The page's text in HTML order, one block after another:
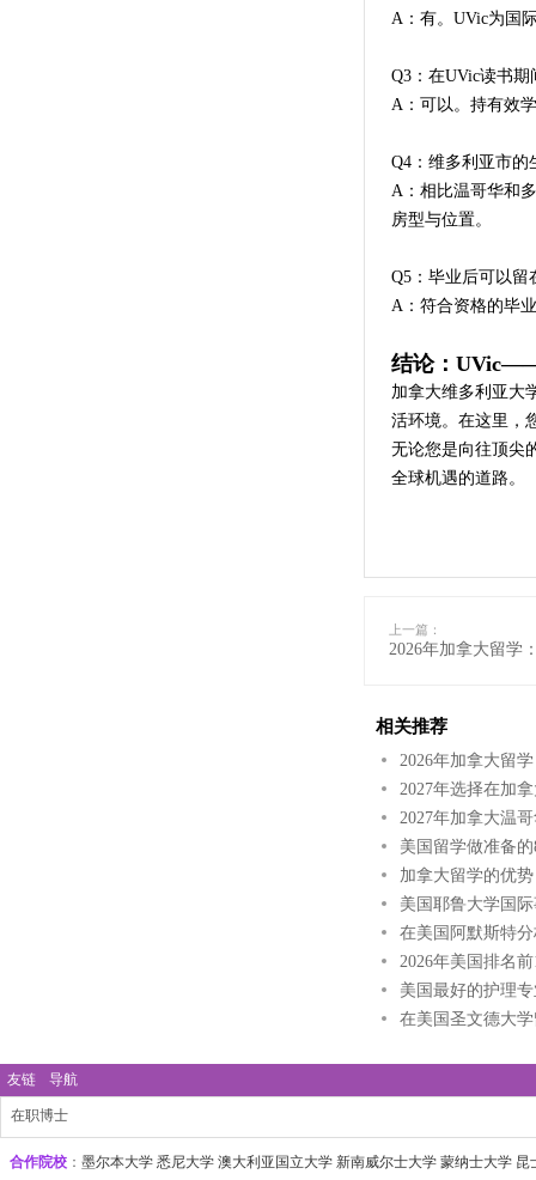
A：有。UVic为国
Q3：在UVic读书
A：可以。持有效
Q4：维多利亚市的
A：相比温哥华和
房型与位置。
Q5：毕业后可以留
A：符合资格的毕
结论：
加拿大维多利亚大
活环境。在这里，
无论您是向往顶尖
全球机遇的道路。
上一篇：
2026年加拿大留学
相关推荐
2026年加拿大留
2027年选择在加
2027年加拿大温
美国留学做准备
加拿大留学的优
美国耶鲁大学国
在美国阿默斯特
2026年美国排名
美国最好的护理
在美国圣文德大
友链 导航
在职博士
合作院校 ： 墨尔本大学‌ 悉尼大学 澳大利亚国立大学 ‌新南威尔士大学 ‌蒙纳士大学 昆